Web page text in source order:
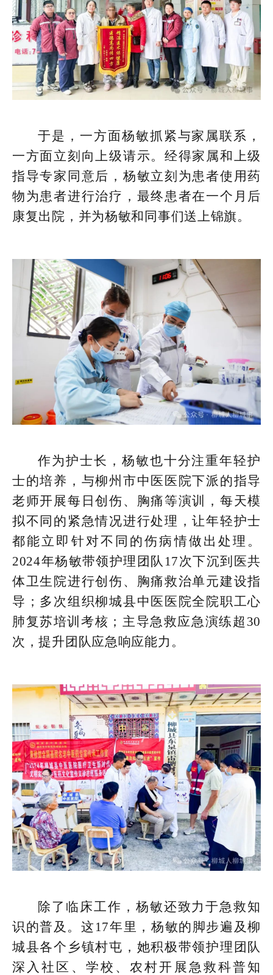
于是，一方面杨敏抓紧与家属联系，
一方面立刻向上级请示。经得家属和上级
指导专家同意后，杨敏立刻为患者使用药
物为患者进行治疗，最终患者在一个月后
康复出院，并为杨敏和同事们送上锦旗。
作为护士长，杨敏也十分注重年轻护
士的培养，与柳州市中医医院下派的指导
老师开展每日创伤、胸痛等演训，每天模
拟不同的紧急情况进行处理，让年轻护士
都能立即针对不同的伤病情做出处理。
2024年杨敏带领护理团队17次下沉到医共
体卫生院进行创伤、胸痛救治单元建设指
导；多次组织柳城县中医医院全院职工心
肺复苏培训考核；主导急救应急演练超30
次，提升团队应急响应能力。
除了临床工作，杨敏还致力于急救知
识的普及。这17年里，杨敏的脚步遍及柳
城县各个乡镇村屯，她积极带领护理团队
深入社区、学校、农村开展急救科普知